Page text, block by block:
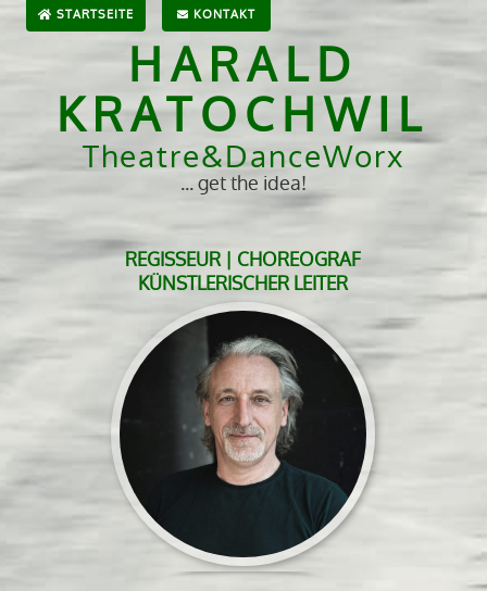
STARTSEITE KONTAKT
HARALD
KRATOCHWIL
Theatre&DanceWorx
... get the idea!
REGISSEUR | CHOREOGRAF
KÜNSTLERISCHER LEITER